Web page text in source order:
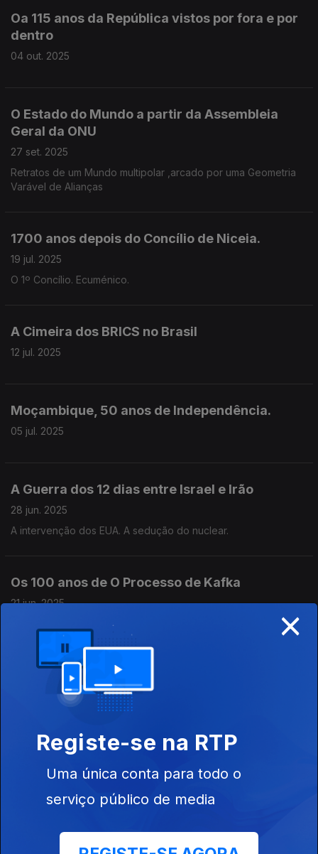
Oa 115 anos da República vistos por fora e por
dentro
04 out. 2025
O Estado do Mundo a partir da Assembleia
Geral da ONU
27 set. 2025
Retratos de um Mundo multipolar ,arcado por uma Geometria
Varável de Alianças
1700 anos depois do Concílio de Niceia.
19 jul. 2025
O 1º Concílio. Ecuménico.
A Cimeira dos BRICS no Brasil
12 jul. 2025
Moçambique, 50 anos de Independência.
05 jul. 2025
A Guerra dos 12 dias entre Israel e Irão
28 jun. 2025
A intervenção dos EUA. A sedução do nuclear.
Os 100 anos de O Processo de Kafka
21 jun. 2025
Trump indisposto com Musk e com Los
14 jun. 2025
Paz adiada na Ucrânia
07 jun. 2025
...e a nova Polónia.
Incidente diplomático entre Donald Trump e
×
Registe-se na RTP
Uma única conta para todo o
serviço público de media